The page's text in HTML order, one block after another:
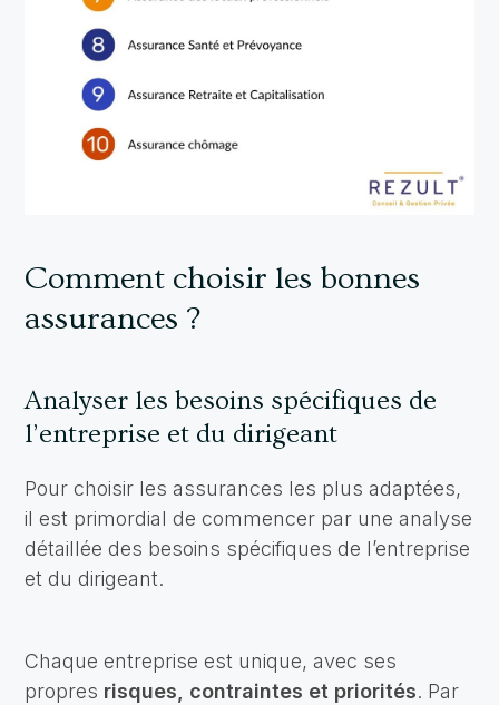
Comment choisir les bonnes
assurances ?
Analyser les besoins spécifiques de
l’entreprise et du dirigeant
Pour choisir les assurances les plus adaptées,
il est primordial de commencer par une analyse
détaillée des besoins spécifiques de l’entreprise
et du dirigeant.
Chaque entreprise est unique, avec ses
propres risques, contraintes et priorités. Par